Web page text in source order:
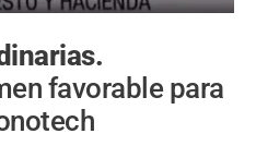
favorable para